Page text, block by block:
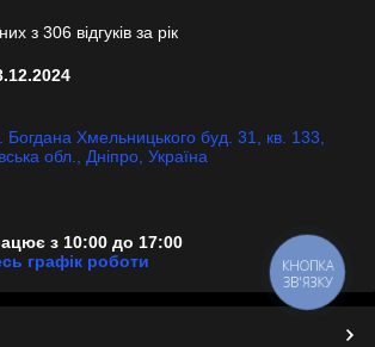
з 306 відгуків за рік
Богдана Хмельницького буд. 31, кв. 133,
обл., Дніпро, Україна
з 10:00 до 17:00
графік роботи
КНОПКА
ЗВ'ЯЗКУ